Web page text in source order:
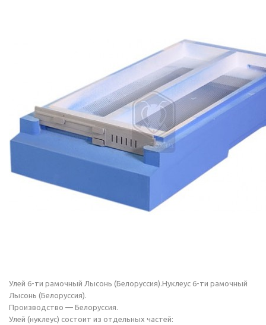
Улей 6-ти рамочный Лысонь (Белоруссия).Нуклеус 6-ти рамочный
Лысонь (Белоруссия).
Производство — Белоруссия.
Улей (нуклеус) состоит из отдельных частей: